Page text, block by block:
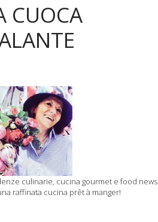
CUOCA
culinarie, cucina gourmet e food news
raffinata cucina prêt à manger!